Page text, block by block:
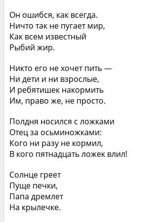
Он ошибся, как всегда.
Ничто так не пугает мир,
Как всем известный
Рыбий жир.
Никто его не хочет пить —
Ни дети и ни взрослые,
И ребятишек накормить
Им, право же, не просто.
Полдня носился с ложками
Отец за осьминожками:
Кого ни разу не кормил,
В кого пятнадцать ложек влил!
Солнце греет
Пуще печки,
Папа дремлет
На крылечке.